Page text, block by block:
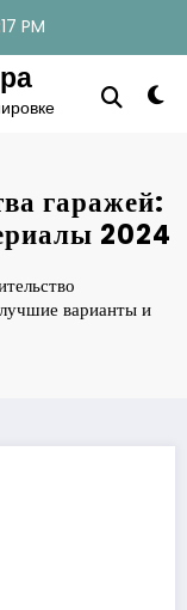
PM
гаражей:
2024
варианты и